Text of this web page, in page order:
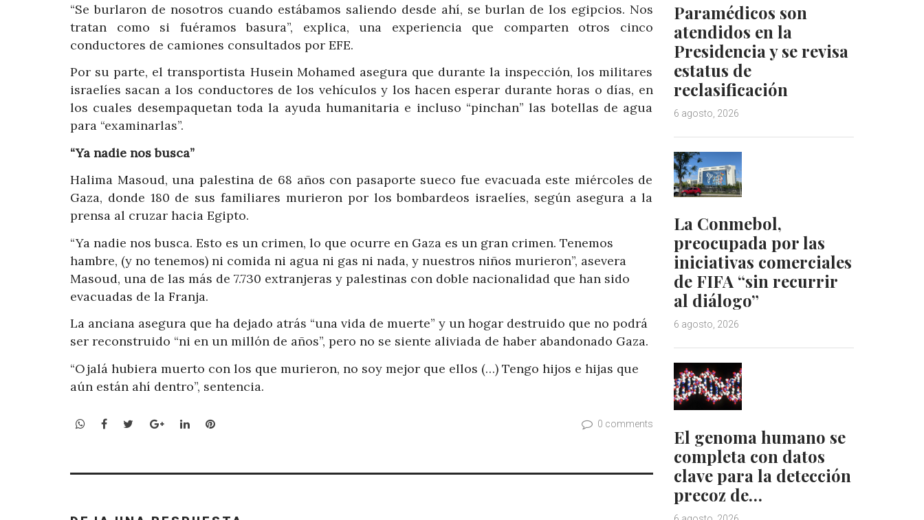
“Se burlaron de nosotros cuando estábamos saliendo desde ahí, se burlan de los egipcios. Nos
tratan como si fuéramos basura”, explica, una experiencia que comparten otros cinco
conductores de camiones consultados por EFE.
Por su parte, el transportista Husein Mohamed asegura que durante la inspección, los militares
israelíes sacan a los conductores de los vehículos y los hacen esperar durante horas o días, en
los cuales desempaquetan toda la ayuda humanitaria e incluso “pinchan” las botellas de agua
para “examinarlas”.
“Ya nadie nos busca”
Halima Masoud, una palestina de 68 años con pasaporte sueco fue evacuada este miércoles de
Gaza, donde 180 de sus familiares murieron por los bombardeos israelíes, según asegura a la
prensa al cruzar hacia Egipto.
“Ya nadie nos busca. Esto es un crimen, lo que ocurre en Gaza es un gran crimen. Tenemos
hambre, (y no tenemos) ni comida ni agua ni gas ni nada, y nuestros niños murieron”, asevera
Masoud, una de las más de 7.730 extranjeras y palestinas con doble nacionalidad que han sido
evacuadas de la Franja.
La anciana asegura que ha dejado atrás “una vida de muerte” y un hogar destruido que no podrá
ser reconstruido “ni en un millón de años”, pero no se siente aliviada de haber abandonado Gaza.
“Ojalá hubiera muerto con los que murieron, no soy mejor que ellos (…) Tengo hijos e hijas que
aún están ahí dentro”, sentencia.
WhatsApp
Facebook
TwitterGoogle+LinkedInPinterest 0 comments
Paramédicos son
atendidos en la
Presidencia y se revisa
estatus de
reclasificación
6 agosto, 2026
La Conmebol,
preocupada por las
iniciativas comerciales
de FIFA “sin recurrir
al diálogo”
6 agosto, 2026
El genoma humano se
completa con datos
clave para la detección
precoz de…